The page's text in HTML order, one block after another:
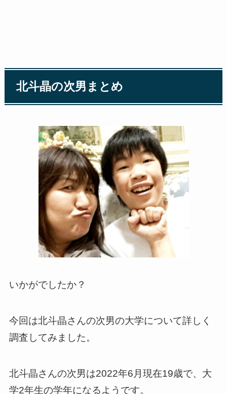
北斗晶の次男まとめ
いかがでしたか？
今回は北斗晶さんの次男の大学について詳しく
調査してみました。
北斗晶さんの次男は2022年6月現在19歳で、大
学2年生の学年になるようです。